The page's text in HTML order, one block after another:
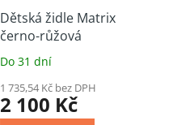
Dětská židle Matrix
černo-růžová
Do 31 dní
1 735,54 Kč bez DPH
2 100 Kč